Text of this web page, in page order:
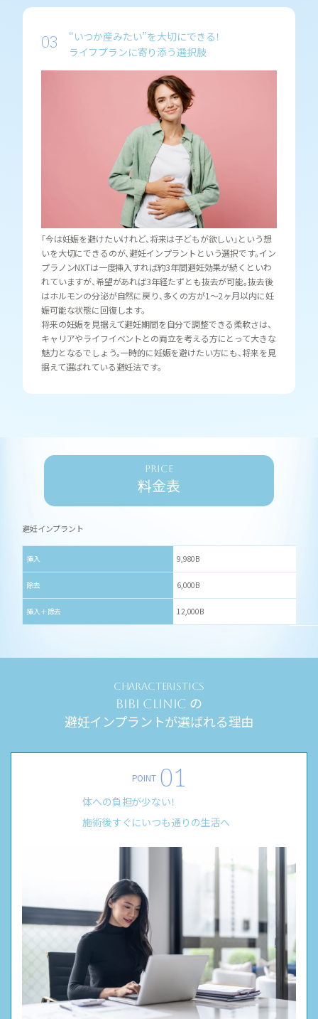
“いつか産みたい”を大切にできる！
ライフプランに寄り添う選択肢
「今は妊娠を避けたいけれど、将来は子どもが欲しい」という想
いを大切にできるのが、避妊インプラントという選択です。イン
プラノンNXTは一度挿入すれば約3年間避妊効果が続くといわ
れていますが、希望があれば3年経たずとも抜去が可能。抜去後
はホルモンの分泌が自然に戻り、多くの方が1〜2ヶ月以内に妊
娠可能な状態に回復します。
将来の妊娠を見据えて避妊期間を自分で調整できる柔軟さは、
キャリアやライフイベントとの両立を考える方にとって大きな
魅力となるでしょう。一時的に妊娠を避けたい方にも、将来を見
据えて選ばれている避妊法です。
PRICE
料金表
避妊インプラント
挿入 9,980B
除去 6,000B
挿入＋除去 12,000B
CHARACTERISTICS
BIBI CLINIC の
避妊インプラントが選ばれる理由
POINT
体への負担が少ない！
施術後すぐにいつも通りの生活へ